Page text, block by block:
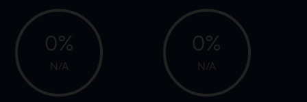
0%
N/A
0%
N/A